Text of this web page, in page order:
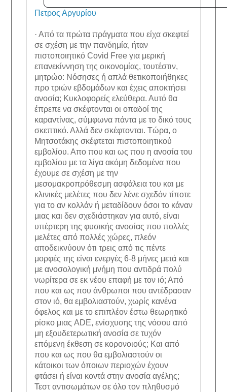
Πετρος Αργυρίου
· Από τα πρώτα πράγματα που είχα σκεφτεί
σε σχέση με την πανδημία, ήταν
πιστοποιητικό Covid Free για μερική
επανεκίννηση της οικονομίας, τουτέστιν,
μητρώο: Νόσησες ή απλά θετικοποιήθηκες
προ τριών εβδομάδων και έχεις αποκτήσει
ανοσία; Κυκλοφορείς ελεύθερα. Αυτό θα
έπρεπε να σκέφτονται οι οπαδοί της
καραντίνας, σύμφωνα πάντα με το δικό τους
σκεπτικό. Αλλά δεν σκέφτονται. Τώρα, ο
Μητσοτάκης σκέφτεται πιστοποιητικού
εμβολίου. Απο που και ως που η ανοσία του
εμβολίου με τα λίγα ακόμη δεδομένα που
έχουμε σε σχέση με την
μεσομακροπρόθεσμη ασφάλεια του και με
κλινικές μελέτες που δεν λένε σχεδόν τίποτε
για το αν κολλάν ή μεταδίδουν όσοι το κάναν
μιας και δεν σχεδιάστηκαν για αυτό, είναι
υπέρτερη της φυσικής ανοσίας που πολλές
μελέτες από πολλές χώρες, πλεόν
αποδεικνύουν ότι τρεις από τις πέντε
μορφές της είναι ενεργές 6-8 μήνες μετά και
με ανοσολογική μνήμη που αντιδρά πολύ
νωρίτερα σε εκ νέου επαφή με τον ιό; Από
που και ως που άνθρωποι που αντέδρασαν
στον ιό, θα εμβολιαστούν, χωρίς κανένα
όφελος και με το επιπλέον έστω θεωρητικό
ρίσκο μιας ADE, ενίσχυσης της νόσου από
μη εξουδετερωτική ανοσία σε τυχόν
επόμενη έκθεση σε κορονοιούς; Και από
που και ως που θα εμβολιαστούν οι
κάτοικοι των όποιων περιοχών έχουν
φτάσει ή είναι κοντά στην ανοσία αγέλης;
Τεστ αντισωμάτων σε όλο τον πληθυσμό